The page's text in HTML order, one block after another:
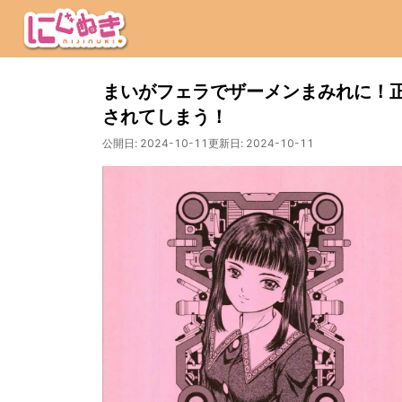
まいがフェラでザーメンまみれに！
されてしまう！
公開日: 2024-10-11 更新日: 2024-10-11